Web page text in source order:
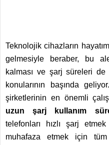
Teknolojik cihazların
gelmesiyle beraber, bu
kalması ve şarj süreleri de
konularının başında
şirketlerinin en önemli
uzun şarj kullanım
telefonları hızlı şarj
muhafaza etmek için